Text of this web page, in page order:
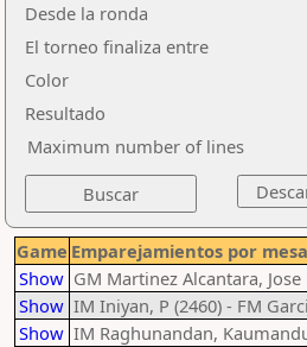
Desde la ronda
El torneo finaliza entre
Color
Resultado
Maximum number of lines
Game Emparejamientos por
Show GM Martinez Alcantara,
Show IM Iniyan, P (2460) - FM
Show IM Raghunandan,